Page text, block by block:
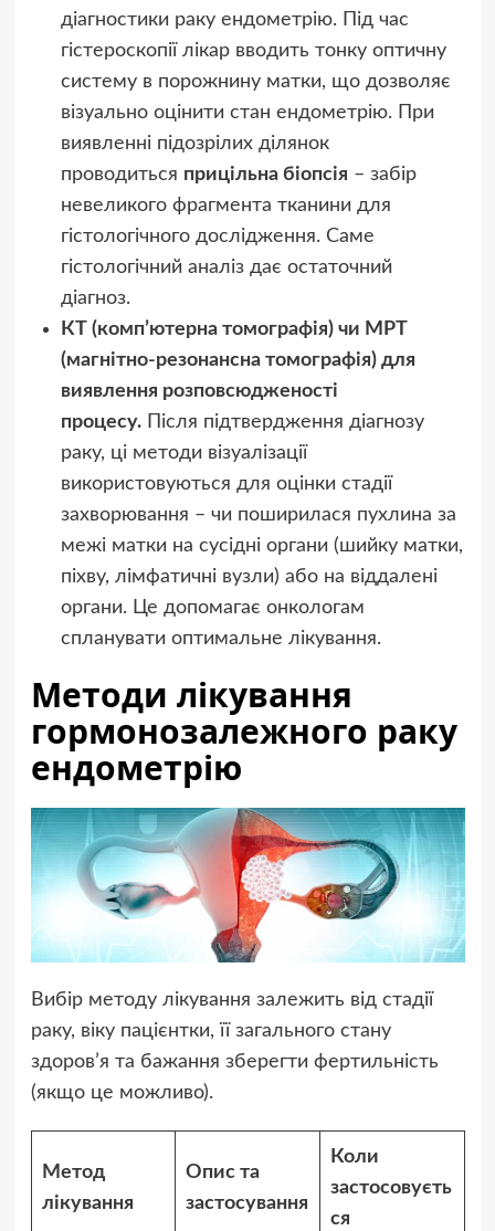
діагностики раку ендометрію. Під час
гістероскопії лікар вводить тонку оптичну
систему в порожнину матки, що дозволяє
візуально оцінити стан ендометрію. При
виявленні підозрілих ділянок
проводиться прицільна біопсія – забір
невеликого фрагмента тканини для
гістологічного дослідження. Саме
гістологічний аналіз дає остаточний
діагноз.
КТ (комп’ютерна томографія) чи МРТ
(магнітно-резонансна томографія) для
виявлення розповсюдженості
процесу.Після підтвердження діагнозу
раку, ці методи візуалізації
використовуються для оцінки стадії
захворювання – чи поширилася пухлина за
межі матки на сусідні органи (шийку матки,
піхву, лімфатичні вузли) або на віддалені
органи. Це допомагає онкологам
спланувати оптимальне лікування.
Методи лікування
гормонозалежного раку
ендометрію
Вибір методу лікування залежить від стадії
раку, віку пацієнтки, її загального стану
здоров’я та бажання зберегти фертильність
(якщо це можливо).
Метод
лікування
Опис та
застосування
Коли
застосовуєть
ся